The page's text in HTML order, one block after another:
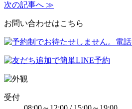
次の記事へ ≫
お問い合わせはこちら
受付